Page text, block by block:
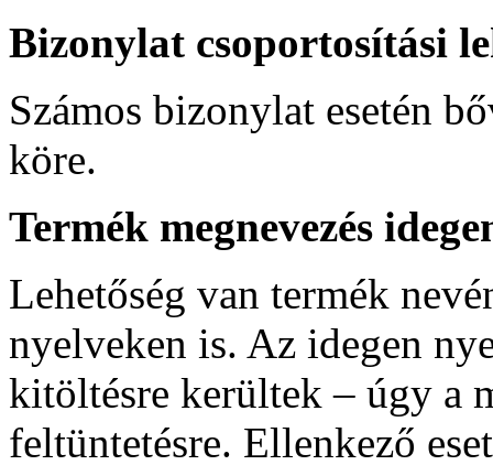
Bizonylat csoportosítási
Számos bizonylat esetén
köre.
Termék megnevezés
Lehetőség van termék
nyelveken is. Az idegen
kitöltésre kerültek – úgy a
feltüntetésre. Ellenkező